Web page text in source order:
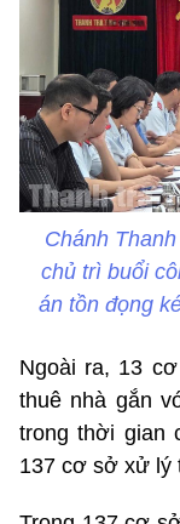
Chánh
chủ trì buổi
án tồn đọng
Ngoài ra, 13
thuê nhà gắn
trong thời gian
137 cơ sở xử lý